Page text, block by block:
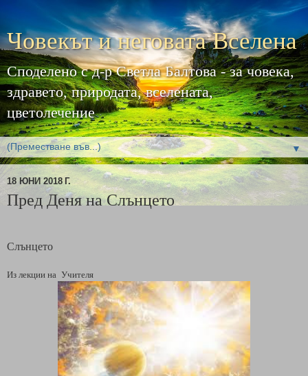
Човекът и неговата Вселена
Споделено с д-р Светла Балтова - за човека,
здравето, природата, вселената,
цветолечение
▼
18 ЮНИ 2018 Г.
Пред Деня на Слънцето
Слънцето
Из лекции на Учителя